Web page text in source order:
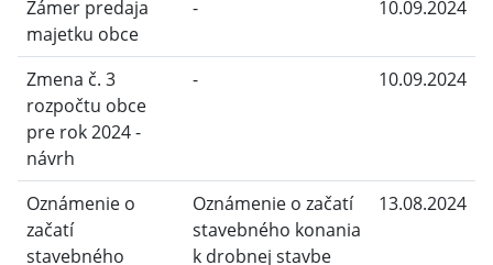
Zámer predaja
majetku obce
- 10.09.2024
Zmena č. 3
rozpočtu obce
pre rok 2024 -
návrh
- 10.09.2024
Oznámenie o
začatí
stavebného
Oznámenie o začatí
stavebného konania
k drobnej stavbe
13.08.2024